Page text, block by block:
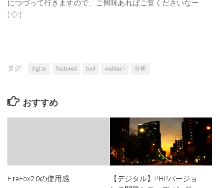
につづって行きますので、ご興味あればご覧くださいなー
(‘◇’)ゞ
タグ: digital featured tool webtech 分析
おすすめ
FireFox2.0の使用感
【デジタル】PHPバージョ